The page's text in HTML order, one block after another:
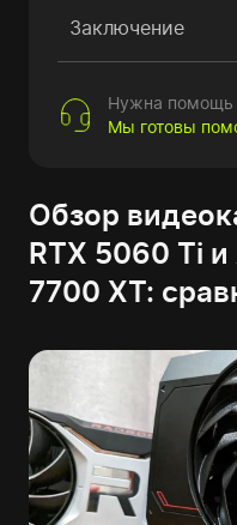
Заключение
Нужна помощь
Мы готовы
Обзор
RTX 5060 Ti и
7700 XT: